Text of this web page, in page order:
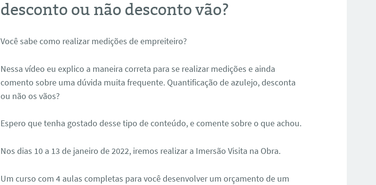
desconto ou não desconto vão?
Você sabe como realizar medições de empreiteiro?
Nessa vídeo eu explico a maneira correta para se realizar medições e ainda
comento sobre uma dúvida muita frequente. Quantificação de azulejo, desconta
ou não os vãos?
Espero que tenha gostado desse tipo de conteúdo, e comente sobre o que achou.
Nos dias 10 a 13 de janeiro de 2022, iremos realizar a Imersão Visita na Obra.
Um curso com 4 aulas completas para você desenvolver um orçamento de um